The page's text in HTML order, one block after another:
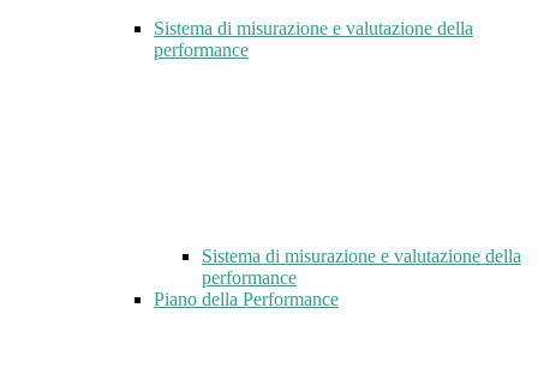
Sistema di misurazione e valutazione della
performance
Sistema di misurazione e valutazione della
performance
Piano della Performance